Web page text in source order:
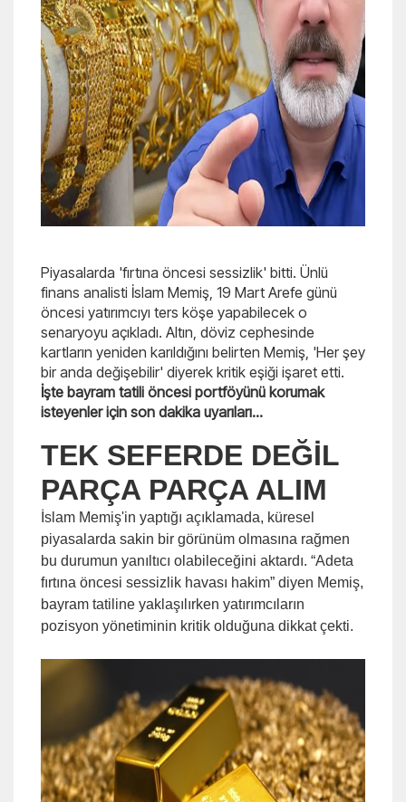
Piyasalarda 'fırtına öncesi sessizlik' bitti. Ünlü
finans analisti İslam Memiş, 19 Mart Arefe günü
öncesi yatırımcıyı ters köşe yapabilecek o
senaryoyu açıkladı. Altın, döviz cephesinde
kartların yeniden karıldığını belirten Memiş, 'Her şey
bir anda değişebilir' diyerek kritik eşiği işaret etti.
İşte bayram tatili öncesi portföyünü korumak
isteyenler için son dakika uyarıları...
TEK SEFERDE DEĞİL
PARÇA PARÇA ALIM
İslam Memiş'in yaptığı açıklamada, küresel
piyasalarda sakin bir görünüm olmasına rağmen
bu durumun yanıltıcı olabileceğini aktardı. “Adeta
fırtına öncesi sessizlik havası hakim” diyen Memiş,
bayram tatiline yaklaşılırken yatırımcıların
pozisyon yönetiminin kritik olduğuna dikkat çekti.